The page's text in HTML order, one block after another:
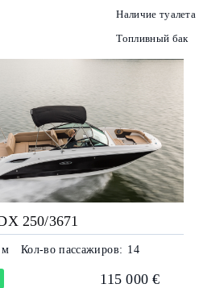
Наличие туалета
Топливный бак
250/3671
м Кол-во пассажиров: 14
115 000 €